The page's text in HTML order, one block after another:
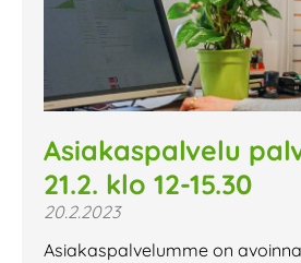
Asiakaspalvelu
21.2. klo 12-15.30
20.2.2023
Asiakaspalvelumme on